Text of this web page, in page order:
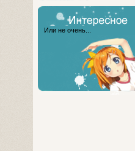
Или не очень...